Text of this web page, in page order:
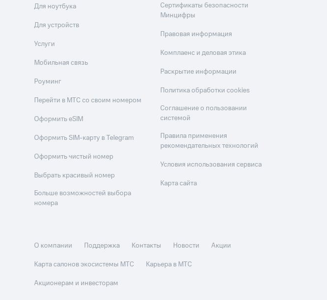
Для ноутбука
Для устройств
Услуги
Мобильная связь
Роуминг
Перейти в МТС со своим номером
Оформить eSIM
Оформить SIM-карту в Telegram
Оформить чистый номер
Выбрать красивый номер
Больше возможностей выбора
номера
Сертификаты безопасности
Минцифры
Правовая информация
Комплаенс и деловая этика
Раскрытие информации
Политика обработки cookies
Соглашение о пользовании
системой
Правила применения
рекомендательных технологий
Условия использования сервиса
Карта сайта
О компании Поддержка Контакты Новости
Акции
Карта салонов экосистемы МТС
Карьера в МТС
Акционерам и инвесторам